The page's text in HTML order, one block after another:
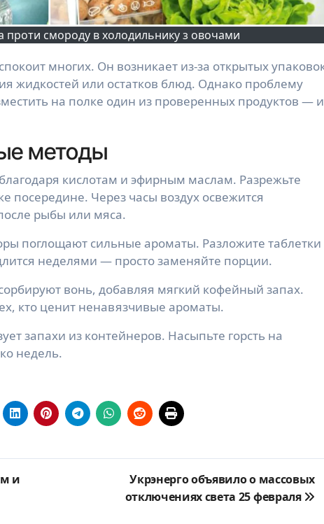
проти смороду в холодильнику з овочами
жидкостей или остатков блюд. Однако проблему
на полке один из проверенных продуктов — и
методы
кислотам и эфирным маслам. Разрежьте
посередине. Через часы воздух освежится
рыбы или мяса.
поглощают сильные ароматы. Разложите таблетки
неделями — просто заменяйте порции.
вонь, добавляя мягкий кофейный запах.
кто ценит ненавязчивые ароматы.
запахи из контейнеров. Насыпьте горсть на
недель.
и
Укрэнерго объявило о массовых
отключениях света 25 февраля